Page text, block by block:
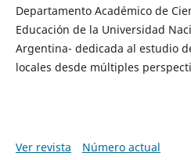
Departamento Académico de
Educación de la Universidad
Argentina- dedicada al estudio
locales desde múltiples
Ver revista Número actual